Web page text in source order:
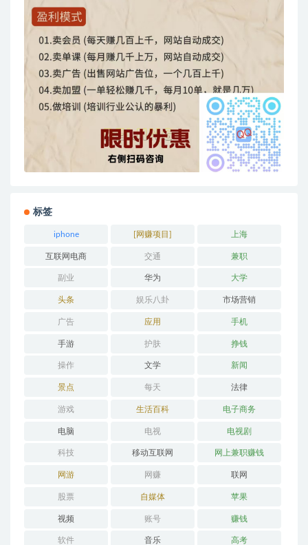
标签
iphone [网赚项目] 上海
互联网电商 交通 兼职
副业 华为 大学
头条 娱乐八卦 市场营销
广告 应用 手机
手游 护肤 挣钱
操作 文学 新闻
景点 每天 法律
游戏 生活百科 电子商务
电脑 电视 电视剧
科技 移动互联网 网上兼职赚钱
网游 网赚 联网
股票 自媒体 苹果
视频 账号 赚钱
软件 音乐 高考